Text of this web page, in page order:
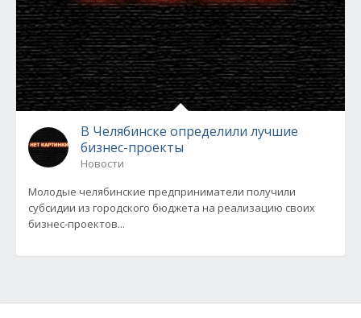
В Челябинске определили лучшие
бизнес-проекты
Новости
Молодые челябинские предприниматели получили
субсидии из городского бюджета на реализацию своих
бизнес-проектов...